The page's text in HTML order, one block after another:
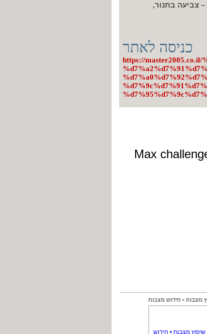
צביעה בתנור,
כניסה לאתר
https://
מצבות • חידוש מצבות